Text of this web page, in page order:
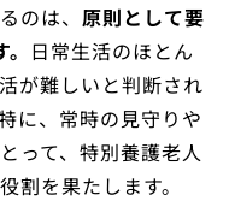
のは、 原則として要
日常生活のほとん
が難しいと判断され
に、常時の見守りや
って、特別養護老人
割を果たします。